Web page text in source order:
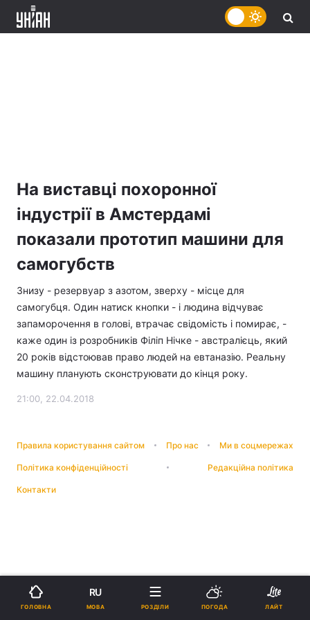
На виставці похоронної
індустрії в Амстердамі
показали прототип машини для
самогубств
Знизу - резервуар з азотом, зверху - місце для
самогубця. Один натиск кнопки - і людина відчуває
запаморочення в голові, втрачає свідомість і помирає, -
каже один із розробників Філіп Нічке - австралієць, який
20 років відстоював право людей на евтаназію. Реальну
машину планують сконструювати до кінця року.
21:00, 22.04.2018
Правила користування сайтом Про нас Ми в соцмережах
Політика конфіденційності Редакційна політика
Контакти
ГОЛОВНА
RU
МОВА РОЗДІЛИ ПОГОДА ЛАЙТ